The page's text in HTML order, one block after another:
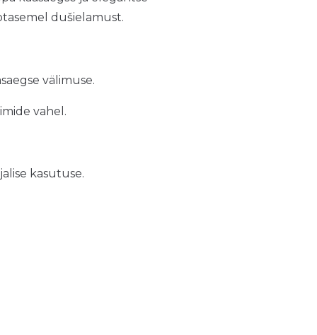
dušielamust.
välimuse.
vahel.
kasutuse.